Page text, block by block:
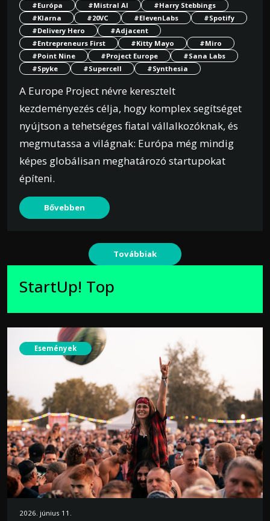
#Európa #Mistral AI
#Harry Stebbings
#Klarna
#20VC #ElevenLabs
#Spotify
#Delivery Hero
#Adjacent
#Entrepreneurs First
#Kitty Mayo
#Miro
#Point Nine
#Project Europe
#Sana Labs
#Spyke
#Supercell #Synthesia
A Europe Project névre keresztelt
kezdeményezés célja, hogy komplex segítséget
nyújtson a tehetséges fiatal vállalkozóknak, és
megmutassa a világnak: Európa még mindig
képes globálisan meghatározó startupokat
építeni.
Bővebben
Továbbiak
StartUp! Top
Események
2026. június 11.